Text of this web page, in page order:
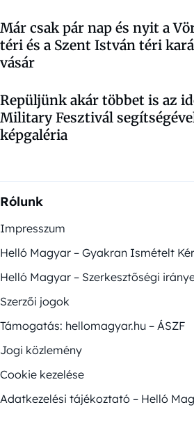
Már csak pár nap és nyit a
téri és a Szent István téri
vásár
Repüljünk akár többet is az
Military Fesztivál
képgaléria
Rólunk
Impresszum
Helló Magyar – Gyakran Ismételt
Helló Magyar – Szerkesztőségi
Szerzői jogok
Támogatás: hellomagyar.hu – ÁSZF
Jogi közlemény
Cookie kezelése
Adatkezelési tájékoztató – Helló